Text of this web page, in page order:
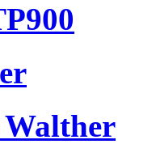
Walther